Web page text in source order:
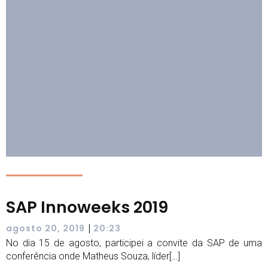
SAP Innoweeks 2019
agosto 20, 2019 | 20:23
No dia 15 de agosto, participei a convite da SAP de uma
conferência onde Matheus Souza, líder[…]